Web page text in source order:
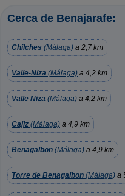
Cerca de Benajarafe:
Chilches (Málaga) a 2,7 km
Valle-Niza (Málaga) a 4,2 km
Valle Niza (Málaga) a 4,2 km
Cajiz (Málaga) a 4,9 km
Benagalbon (Málaga) a 4,9 km
Torre de Benagalbon (Málaga) a